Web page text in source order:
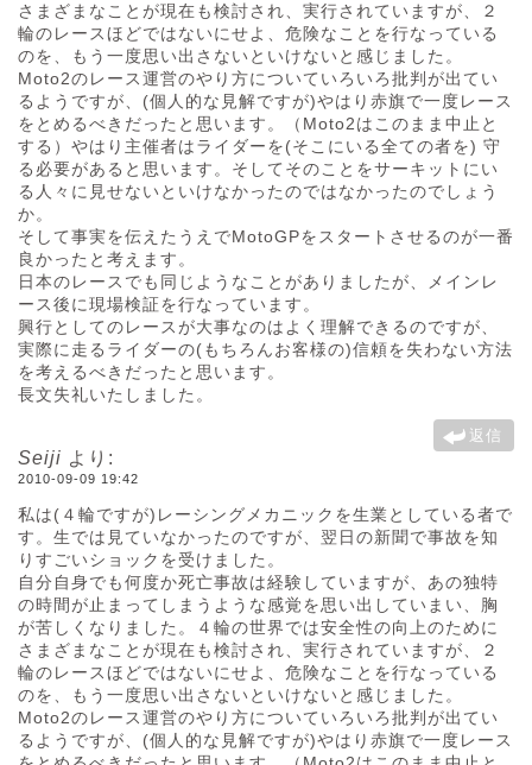
さまざまなことが現在も検討され、実行されていますが、２
輪のレースほどではないにせよ、危険なことを行なっている
のを、もう一度思い出さないといけないと感じました。
Moto2のレース運営のやり方についていろいろ批判が出てい
るようですが、(個人的な見解ですが)やはり赤旗で一度レース
をとめるべきだったと思います。（Moto2はこのまま中止と
する）やはり主催者はライダーを(そこにいる全ての者を) 守
る必要があると思います。そしてそのことをサーキットにい
る人々に見せないといけなかったのではなかったのでしょう
か。
そして事実を伝えたうえでMotoGPをスタートさせるのが一番
良かったと考えます。
日本のレースでも同じようなことがありましたが、メインレ
ース後に現場検証を行なっています。
興行としてのレースが大事なのはよく理解できるのですが、
実際に走るライダーの(もちろんお客様の)信頼を失わない方法
を考えるべきだったと思います。
長文失礼いたしました。
返信
Seiji より:
2010-09-09 19:42
私は(４輪ですが)レーシングメカニックを生業としている者で
す。生では見ていなかったのですが、翌日の新聞で事故を知
りすごいショックを受けました。
自分自身でも何度か死亡事故は経験していますが、あの独特
の時間が止まってしまうような感覚を思い出していまい、胸
が苦しくなりました。４輪の世界では安全性の向上のために
さまざまなことが現在も検討され、実行されていますが、２
輪のレースほどではないにせよ、危険なことを行なっている
のを、もう一度思い出さないといけないと感じました。
Moto2のレース運営のやり方についていろいろ批判が出てい
るようですが、(個人的な見解ですが)やはり赤旗で一度レース